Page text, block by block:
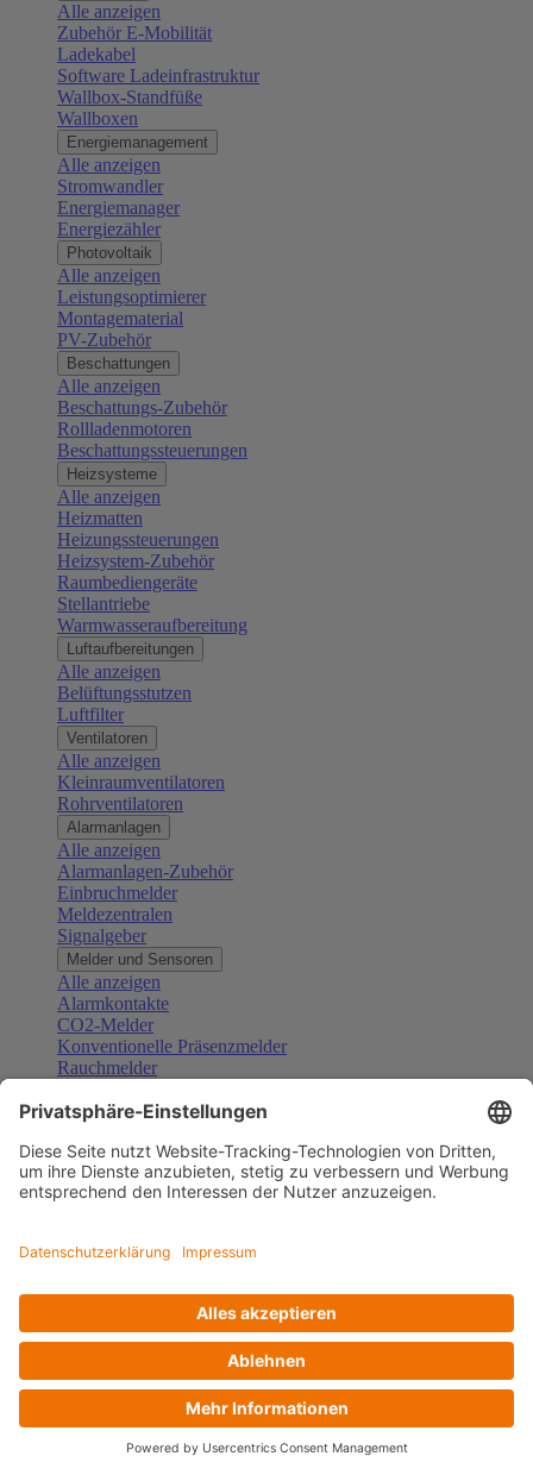
Alle anzeigen
Zubehör E-Mobilität
Ladekabel
Software Ladeinfrastruktur
Wallbox-Standfüße
Wallboxen
Energiemanagement
Alle anzeigen
Stromwandler
Energiemanager
Energiezähler
Photovoltaik
Alle anzeigen
Leistungsoptimierer
Montagematerial
PV-Zubehör
Beschattungen
Alle anzeigen
Beschattungs-Zubehör
Rollladenmotoren
Beschattungssteuerungen
Heizsysteme
Alle anzeigen
Heizmatten
Heizungssteuerungen
Heizsystem-Zubehör
Raumbediengeräte
Stellantriebe
Warmwasseraufbereitung
Luftaufbereitungen
Alle anzeigen
Belüftungsstutzen
Luftfilter
Ventilatoren
Alle anzeigen
Kleinraumventilatoren
Rohrventilatoren
Alarmanlagen
Alle anzeigen
Alarmanlagen-Zubehör
Einbruchmelder
Meldezentralen
Signalgeber
Melder und Sensoren
Alle anzeigen
Alarmkontakte
CO2-Melder
Konventionelle Präsenzmelder
Rauchmelder
Gefahrenmelder
Türsprechanlagen
Alle anzeigen
Außenstationen
Klingeltaster und Gongs
Sprechanlagen-Sets
Zubehör Türkommunikation
Videoüberwachung
Zubehör Videoüberwachung
Alle anzeigen